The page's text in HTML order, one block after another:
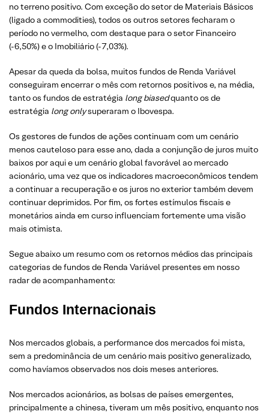
no terreno positivo. Com exceção do setor de Materiais Básicos
(ligado a commodities), todos os outros setores fecharam o
período no vermelho, com destaque para o setor Financeiro
(-6,50%) e o Imobiliário (-7,03%).
Apesar da queda da bolsa, muitos fundos de Renda Variável
conseguiram encerrar o mês com retornos positivos e, na média,
tanto os fundos de estratégia long biasedquanto os de
estratégia long onlysuperaram o Ibovespa.
Os gestores de fundos de ações continuam com um cenário
menos cauteloso para esse ano, dada a conjunção de juros muito
baixos por aqui e um cenário global favorável ao mercado
acionário, uma vez que os indicadores macroeconômicos tendem
a continuar a recuperação e os juros no exterior também devem
continuar deprimidos. Por fim, os fortes estímulos fiscais e
monetários ainda em curso influenciam fortemente uma visão
mais otimista.
Segue abaixo um resumo com os retornos médios das principais
categorias de fundos de Renda Variável presentes em nosso
radar de acompanhamento:
Fundos Internacionais
Nos mercados globais, a performance dos mercados foi mista,
sem a predominância de um cenário mais positivo generalizado,
como havíamos observados nos dois meses anteriores.
Nos mercados acionários, as bolsas de países emergentes,
principalmente a chinesa, tiveram um mês positivo, enquanto nos